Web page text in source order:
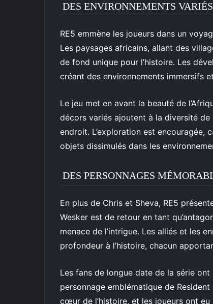
DES ENVIRONNEMENTS
RE5 emmène les joueurs dans un
Les paysages africains, allant des
de fond unique pour l’histoire. Les
créant des environnements immersifs
Le jeu met en avant la beauté de
décors variés ajoutent à la diversité de
endroit. L’exploration est encouragée,
objets dissimulés dans les
DES PERSONNAGES
En plus de Chris et Sheva, RE5
Wesker est de retour en tant
menace de l’intrigue. Les alliés et les
profondeur à l’histoire, chacun
Les fans de longue date de la série
personnage emblématique de
cœur de l’histoire, et les joueurs ont eu